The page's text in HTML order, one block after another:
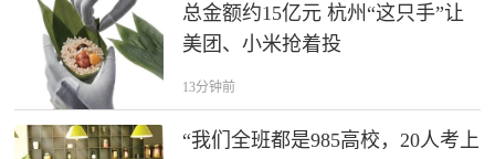
总金额约15亿元 杭州“这只手”让
美团、小米抢着投
13分钟前
“我们全班都是985高校，20人考上